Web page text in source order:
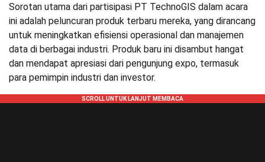
Sorotan utama dari partisipasi PT TechnoGIS dalam acara
ini adalah peluncuran produk terbaru mereka, yang dirancang
untuk meningkatkan efisiensi operasional dan manajemen
data di berbagai industri. Produk baru ini disambut hangat
dan mendapat apresiasi dari pengunjung expo, termasuk
para pemimpin industri dan investor.